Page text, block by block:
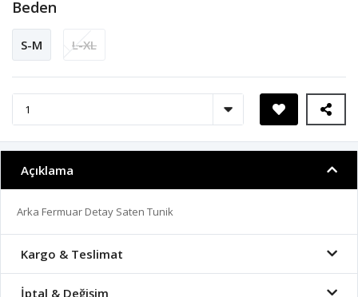
Beden
S-M L-XL
Açıklama
Arka Fermuar Detay Saten Tunik
Kargo & Teslimat
İptal & Değişim